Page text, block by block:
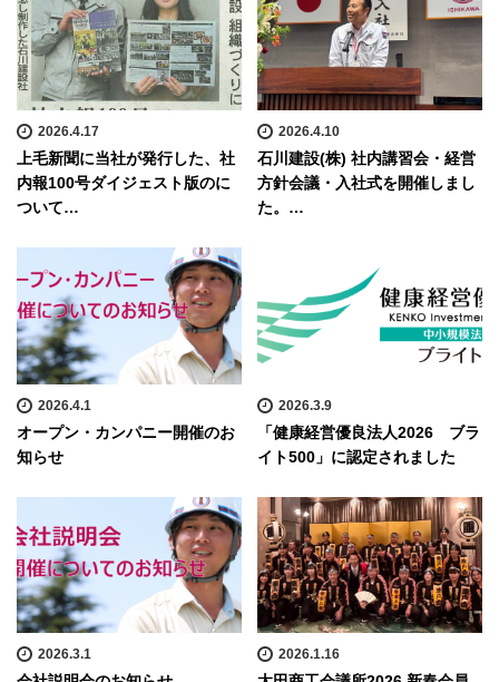
2026.4.17
上毛新聞に当社が発行した、社
内報100号ダイジェスト版のに
ついて…
2026.4.10
石川建設(株) 社内講習会・経営
方針会議・入社式を開催しまし
た。…
2026.4.1
オープン・カンパニー開催のお
知らせ
2026.3.9
「健康経営優良法人2026 ブラ
イト500」に認定されました
2026.3.1 2026.1.16